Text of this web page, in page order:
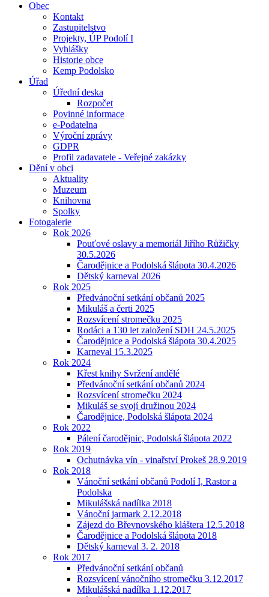
Obec
Kontakt
Zastupitelstvo
Projekty, ÚP Podolí I
Vyhlášky
Historie obce
Kemp Podolsko
Úřad
Úřední deska
Rozpočet
Povinné informace
e-Podatelna
Výroční zprávy
GDPR
Profil zadavatele - Veřejné zakázky
Dění v obci
Aktuality
Muzeum
Knihovna
Spolky
Fotogalerie
Rok 2026
Pouťové oslavy a memoriál Jiřího Růžičky
30.5.2026
Čarodějnice a Podolská šlápota 30.4.2026
Dětský karneval 2026
Rok 2025
Předvánoční setkání občanů 2025
Mikuláš a čerti 2025
Rozsvícení stromečku 2025
Rodáci a 130 let založení SDH 24.5.2025
Čarodějnice a Podolská šlápota 30.4.2025
Karneval 15.3.2025
Rok 2024
Křest knihy Svržení andělé
Předvánoční setkání občanů 2024
Rozsvícení stromečku 2024
Mikuláš se svojí družinou 2024
Čarodějnice, Podolská šlápota 2024
Rok 2022
Pálení čarodějnic, Podolská šlápota 2022
Rok 2019
Ochutnávka vín - vinařství Prokeš 28.9.2019
Rok 2018
Vánoční setkání občanů Podolí I, Rastor a
Podolska
Mikulášská nadílka 2018
Vánoční jarmark 2.12.2018
Zájezd do Břevnovského kláštera 12.5.2018
Čarodějnice a Podolská šlápota 2018
Dětský karneval 3. 2. 2018
Rok 2017
Předvánoční setkání občanů
Rozsvícení vánočního stromečku 3.12.2017
Mikulášská nadílka 1.12.2017